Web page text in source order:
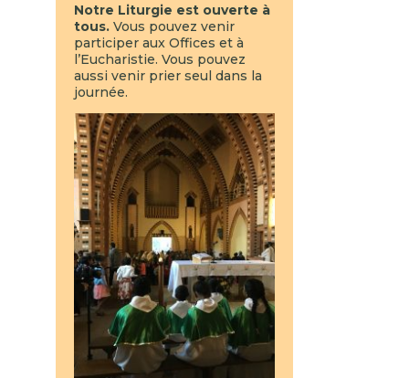
Notre Liturgie est ouverte à
tous. Vous pouvez venir
participer aux Offices et à
l’Eucharistie. Vous pouvez
aussi venir prier seul dans la
journée.